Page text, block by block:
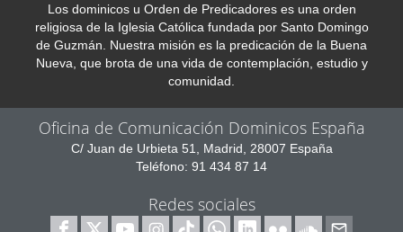
Los dominicos u Orden de Predicadores es una orden
religiosa de la Iglesia Católica fundada por Santo Domingo
de Guzmán. Nuestra misión es la predicación de la Buena
Nueva, que brota de una vida de contemplación, estudio y
comunidad.
Oficina de Comunicación Dominicos España
C/ Juan de Urbieta 51, Madrid, 28007 España
Teléfono: 91 434 87 14
Redes sociales